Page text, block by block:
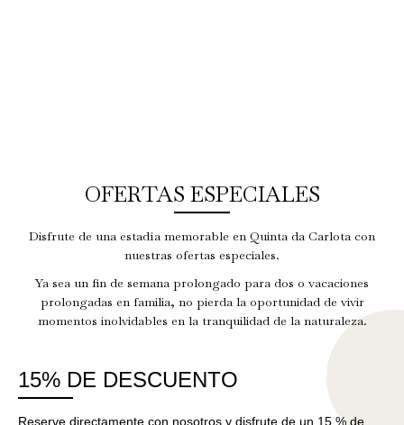
OFERTAS ESPECIALES
Disfrute de una estadía memorable en Quinta da Carlota con
nuestras ofertas especiales.
Ya sea un fin de semana prolongado para dos o vacaciones
prolongadas en familia, no pierda la oportunidad de vivir
momentos inolvidables en la tranquilidad de la naturaleza.
15% DE DESCUENTO
Reserve directamente con nosotros y disfrute de un 15 % de